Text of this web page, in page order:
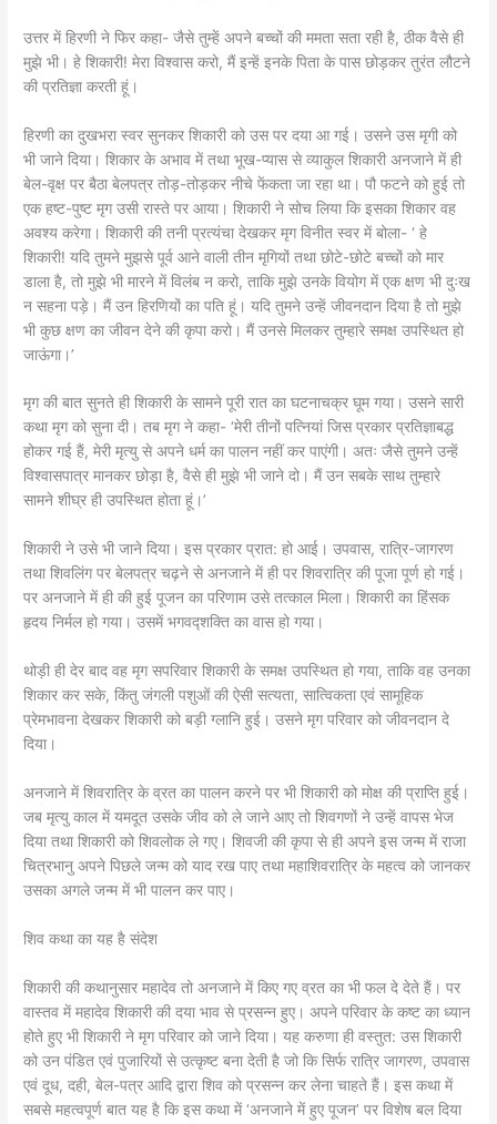
उत्तर में हिरणी ने फिर कहा- जैसे तुम्हें अपने बच्चों की ममता सता रही है, ठीक वैसे ही
मुझे भी। हे शिकारी! मेरा विश्वास करो, मैं इन्हें इनके पिता के पास छोड़कर तुरंत लौटने
की प्रतिज्ञा करती हूं।
हिरणी का दुखभरा स्वर सुनकर शिकारी को उस पर दया आ गई। उसने उस मृगी को
भी जाने दिया। शिकार के अभाव में तथा भूख-प्यास से व्याकुल शिकारी अनजाने में ही
बेल-वृक्ष पर बैठा बेलपत्र तोड़-तोड़कर नीचे फेंकता जा रहा था। पौ फटने को हुई तो
एक हष्ट-पुष्ट मृग उसी रास्ते पर आया। शिकारी ने सोच लिया कि इसका शिकार वह
अवश्य करेगा। शिकारी की तनी प्रत्यंचा देखकर मृग विनीत स्वर में बोला- ‘ हे
शिकारी! यदि तुमने मुझसे पूर्व आने वाली तीन मृगियों तथा छोटे-छोटे बच्चों को मार
डाला है, तो मुझे भी मारने में विलंब न करो, ताकि मुझे उनके वियोग में एक क्षण भी दुःख
न सहना पड़े। मैं उन हिरणियों का पति हूं। यदि तुमने उन्हें जीवनदान दिया है तो मुझे
भी कुछ क्षण का जीवन देने की कृपा करो। मैं उनसे मिलकर तुम्हारे समक्ष उपस्थित हो
जाऊंगा।’
मृग की बात सुनते ही शिकारी के सामने पूरी रात का घटनाचक्र घूम गया। उसने सारी
कथा मृग को सुना दी। तब मृग ने कहा- ‘मेरी तीनों पत्नियां जिस प्रकार प्रतिज्ञाबद्ध
होकर गई हैं, मेरी मृत्यु से अपने धर्म का पालन नहीं कर पाएंगी। अतः जैसे तुमने उन्हें
विश्वासपात्र मानकर छोड़ा है, वैसे ही मुझे भी जाने दो। मैं उन सबके साथ तुम्हारे
सामने शीघ्र ही उपस्थित होता हूं।’
शिकारी ने उसे भी जाने दिया। इस प्रकार प्रात: हो आई। उपवास, रात्रि-जागरण
तथा शिवलिंग पर बेलपत्र चढ़ने से अनजाने में ही पर शिवरात्रि की पूजा पूर्ण हो गई।
पर अनजाने में ही की हुई पूजन का परिणाम उसे तत्काल मिला। शिकारी का हिंसक
हृदय निर्मल हो गया। उसमें भगवद्शक्ति का वास हो गया।
थोड़ी ही देर बाद वह मृग सपरिवार शिकारी के समक्ष उपस्थित हो गया, ताकि वह उनका
शिकार कर सके, किंतु जंगली पशुओं की ऐसी सत्यता, सात्विकता एवं सामूहिक
प्रेमभावना देखकर शिकारी को बड़ी ग्लानि हुई। उसने मृग परिवार को जीवनदान दे
दिया।
अनजाने में शिवरात्रि के व्रत का पालन करने पर भी शिकारी को मोक्ष की प्राप्ति हुई।
जब मृत्यु काल में यमदूत उसके जीव को ले जाने आए तो शिवगणों ने उन्हें वापस भेज
दिया तथा शिकारी को शिवलोक ले गए। शिवजी की कृपा से ही अपने इस जन्म में राजा
चित्रभानु अपने पिछले जन्म को याद रख पाए तथा महाशिवरात्रि के महत्व को जानकर
उसका अगले जन्म में भी पालन कर पाए।
शिव कथा का यह है संदेश
शिकारी की कथानुसार महादेव तो अनजाने में किए गए व्रत का भी फल दे देते हैं। पर
वास्तव में महादेव शिकारी की दया भाव से प्रसन्न हुए। अपने परिवार के कष्ट का ध्यान
होते हुए भी शिकारी ने मृग परिवार को जाने दिया। यह करुणा ही वस्तुत: उस शिकारी
को उन पंडित एवं पुजारियों से उत्कृष्ट बना देती है जो कि सिर्फ रात्रि जागरण, उपवास
एवं दूध, दही, बेल-पत्र आदि द्वारा शिव को प्रसन्न कर लेना चाहते हैं। इस कथा में
सबसे महत्वपूर्ण बात यह है कि इस कथा में ‘अनजाने में हुए पूजन’ पर विशेष बल दिया